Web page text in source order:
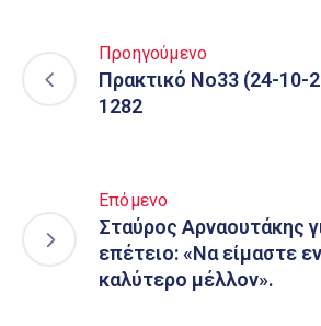
Προηγούμενο
Πρακτικό Νο33 (24-10-
1282
Επόμενο
Σταύρος Αρναουτάκης
επέτειο: «Να είμαστε
καλύτερο μέλλον».